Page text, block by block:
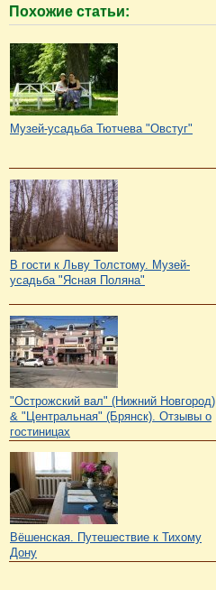
Похожие статьи:
Музей-усадьба Тютчева "Овстуг"
В гости к Льву Толстому. Музей-
усадьба "Ясная Поляна"
"Острожский вал" (Нижний Новгород)
& "Центральная" (Брянск). Отзывы о
гостиницах
Вёшенская. Путешествие к Тихому
Дону